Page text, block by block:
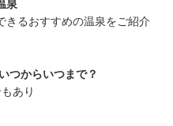
泉
きるおすすめの温泉をご紹介
つからいつまで？
あり